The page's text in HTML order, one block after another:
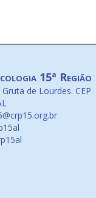
15ª Região
de Lourdes. CEP